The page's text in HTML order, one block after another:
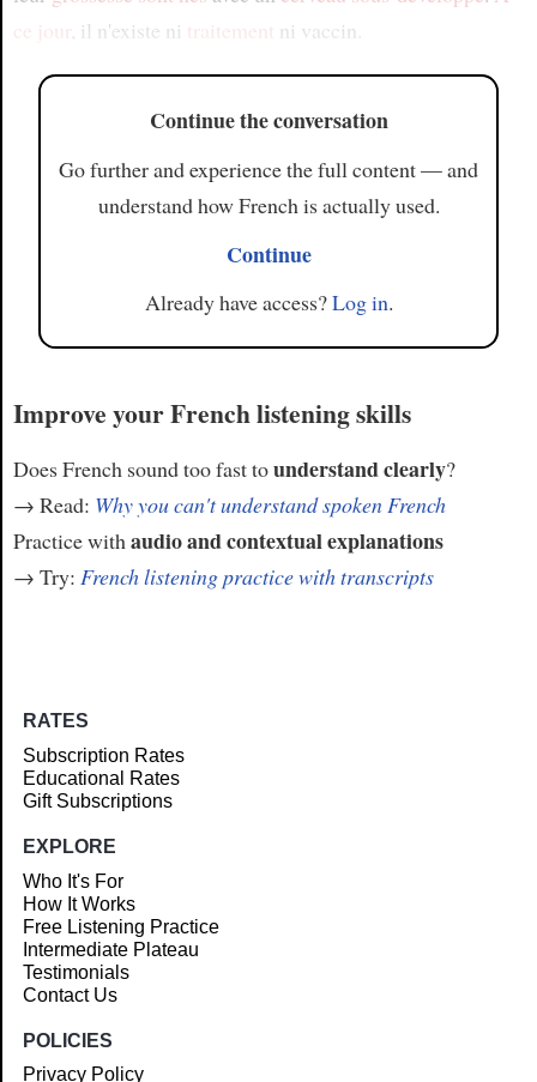
ce jour
, il n'existe ni traitement ni vaccin.
Continue the conversation
Go further and experience the full content — and
understand how French is actually used.
Continue
Already have access?Log in.
Improve your French listening skills
Does French sound too fast tounderstand clearly?
→ Read: Why you can't understand spoken French
Practice with audio and contextual explanations
→ Try: French listening practice with transcripts
RATES
Subscription Rates
Educational Rates
Gift Subscriptions
EXPLORE
Who It's For
How It Works
Free Listening Practice
Intermediate Plateau
Testimonials
Contact Us
POLICIES
Privacy Policy